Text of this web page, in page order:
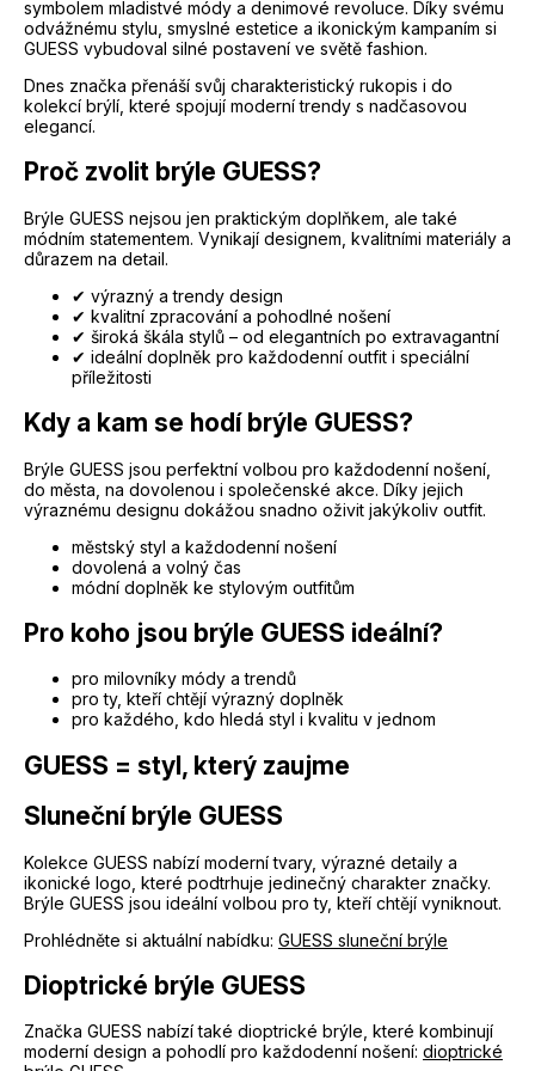
symbolem mladistvé módy a denimové revoluce. Díky svému
odvážnému stylu, smyslné estetice a ikonickým kampaním si
GUESS vybudoval silné postavení ve světě fashion.
Dnes značka přenáší svůj charakteristický rukopis i do
kolekcí brýlí, které spojují moderní trendy s nadčasovou
elegancí.
Proč zvolit brýle GUESS?
Brýle GUESS nejsou jen praktickým doplňkem, ale také
módním statementem. Vynikají designem, kvalitními materiály a
důrazem na detail.
✔ výrazný a trendy design
✔ kvalitní zpracování a pohodlné nošení
✔ široká škála stylů – od elegantních po extravagantní
✔ ideální doplněk pro každodenní outfit i speciální
příležitosti
Kdy a kam se hodí brýle GUESS?
Brýle GUESS jsou perfektní volbou pro každodenní nošení,
do města, na dovolenou i společenské akce. Díky jejich
výraznému designu dokážou snadno oživit jakýkoliv outfit.
městský styl a každodenní nošení
dovolená a volný čas
módní doplněk ke stylovým outfitům
Pro koho jsou brýle GUESS ideální?
pro milovníky módy a trendů
pro ty, kteří chtějí výrazný doplněk
pro každého, kdo hledá styl i kvalitu v jednom
GUESS = styl, který zaujme
Sluneční brýle GUESS
Kolekce GUESS nabízí moderní tvary, výrazné detaily a
ikonické logo, které podtrhuje jedinečný charakter značky.
Brýle GUESS jsou ideální volbou pro ty, kteří chtějí vyniknout.
Prohlédněte si aktuální nabídku: GUESS sluneční brýle
Dioptrické brýle GUESS
Značka GUESS nabízí také dioptrické brýle, které kombinují
moderní design a pohodlí pro každodenní nošení: dioptrické